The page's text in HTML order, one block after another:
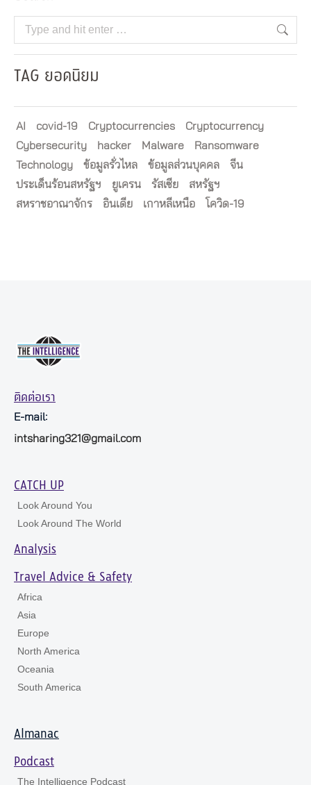
Search:
TAG ยอดนิยม
AI covid-19 Cryptocurrencies
Cryptocurrency
Cybersecurity
hacker Malware
Ransomware
Technology
ข้อมูลรั่วไหล ข้อมูลส่วนบุคคล
จีน
ประเด็นร้อนสหรัฐฯ
ยูเครน รัสเซีย
สหรัฐฯ
สหราชอาณาจักร
อินเดีย เกาหลีเหนือ โควิด-19
ติดต่อเรา
E-mail:
intsharing321@gmail.com
CATCH UP
Look Around You
Look Around The World
Analysis
Travel Advice & Safety
Africa
Asia
Europe
North America
Oceania
South America
Almanac
Podcast
The Intelligence Podcast